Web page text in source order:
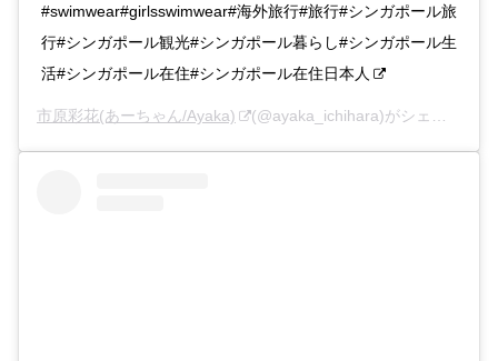
#swimwear#girlsswimwear#海外旅行#旅行#シンガポール旅
行#シンガポール観光#シンガポール暮らし#シンガポール生
活#シンガポール在住#シンガポール在住日本人
市原彩花(あーちゃん/Ayaka) (@ayaka_ichihara)がシェアした投稿 –